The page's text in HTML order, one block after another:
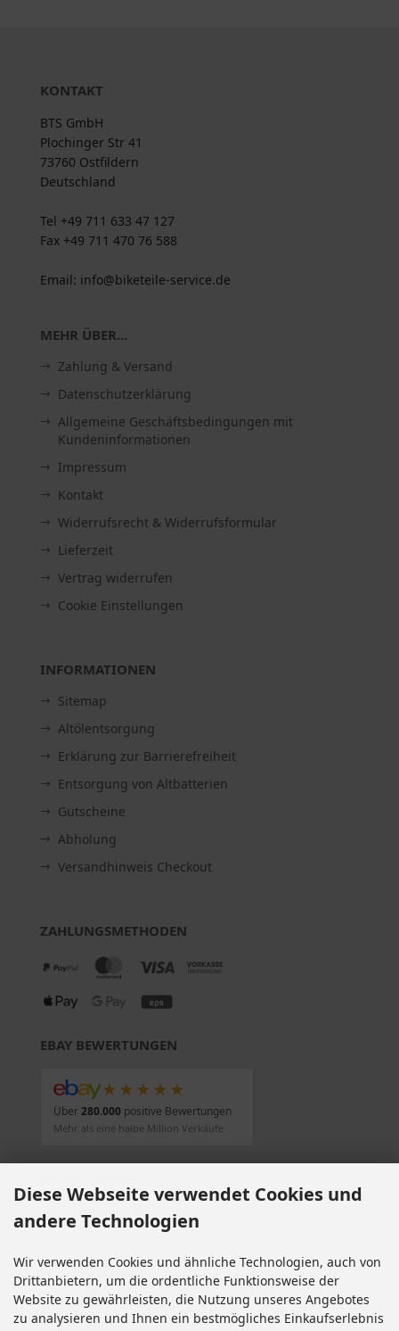
KONTAKT
BTS GmbH
Plochinger Str 41
73760 Ostfildern
Deutschland
Tel +49 711 633 47 127
Fax +49 711 470 76 588
Email: info@biketeile-service.de
MEHR ÜBER...
Zahlung & Versand
Datenschutzerklärung
Allgemeine Geschäftsbedingungen mit
Kundeninformationen
Impressum
Kontakt
Widerrufsrecht & Widerrufsformular
Lieferzeit
Vertrag widerrufen
Cookie Einstellungen
INFORMATIONEN
Sitemap
Altölentsorgung
Erklärung zur Barrierefreiheit
Entsorgung von Altbatterien
Gutscheine
Abholung
Versandhinweis Checkout
ZAHLUNGSMETHODEN
EBAY BEWERTUNGEN
★★★★★
Über280.000 positive Bewertungen
Mehr als eine halbe Million Verkäufe
Alle Preise inkl. gesetzl. MwSt. zzgl. Versandkosten . Die durchgestrichenen Preise
entsprechen dem bisherigen Preis bei Motorradteile & Motorrad Ersatzteile.
Motorradteile & Motorrad Ersatzteile © 2026 | Template © 2009-2026 by modified
eCommerce Shopsoftware
Diese Webseite verwendet Cookies und
andere Technologien
Wir verwenden Cookies und ähnliche Technologien, auch von
Drittanbietern, um die ordentliche Funktionsweise der
Website zu gewährleisten, die Nutzung unseres Angebotes
zu analysieren und Ihnen ein bestmögliches Einkaufserlebnis